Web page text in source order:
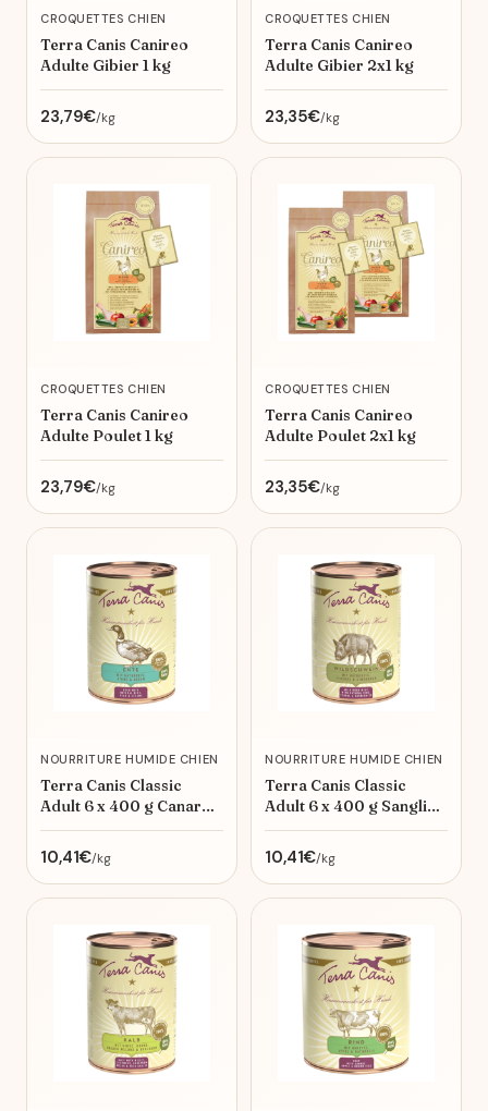
CROQUETTES CHIEN
Terra Canis Canireo
Adulte Gibier 1 kg
23,79€/kg
CROQUETTES CHIEN
Terra Canis Canireo
Adulte Gibier 2x1 kg
23,35€/kg
CROQUETTES CHIEN
Terra Canis Canireo
Adulte Poulet 1 kg
23,79€/kg
CROQUETTES CHIEN
Terra Canis Canireo
Adulte Poulet 2x1 kg
23,35€/kg
NOURRITURE HUMIDE CHIEN
Terra Canis Classic
Adult 6 x 400 g Canard
au riz complet, poire &
sésame 6x400 g
10,41€/kg
NOURRITURE HUMIDE CHIEN
Terra Canis Classic
Adult 6 x 400 g Sanglier
avec riz naturel, fenouil
et framboises 6x400 g
10,41€/kg